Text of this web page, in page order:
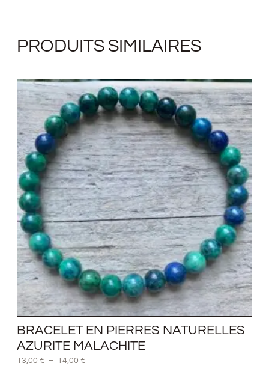
PRODUITS SIMILAIRES
BRACELET EN PIERRES NATURELLES
AZURITE MALACHITE
13,00 € – 14,00 €
Plage
de
prix :
13,00 €
à
14,00 €